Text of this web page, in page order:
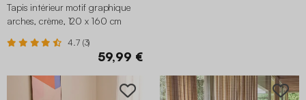
Tapis intérieur motif graphique
arches, crème, 120 x 160 cm
4.7 (3)
59,99 €